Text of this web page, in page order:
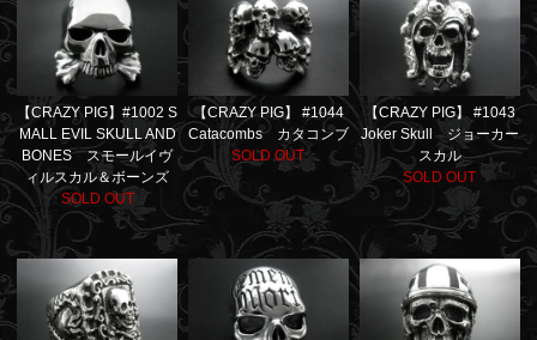
【CRAZY PIG】#1002 S
MALL EVIL SKULL AND
BONES スモールイヴ
ィルスカル＆ボーンズ
SOLD OUT
【CRAZY PIG】 #1044
Catacombs カタコンブ
SOLD OUT
【CRAZY PIG】 #1043
Joker Skull ジョーカー
スカル
SOLD OUT